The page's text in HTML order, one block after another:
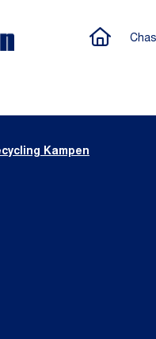
Naar
Kampen